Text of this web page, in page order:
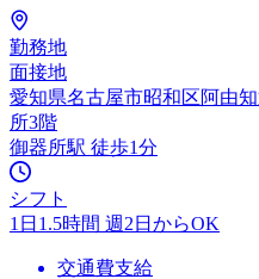
勤務地
面接地
愛知県名古屋市昭和区阿由
所3階
御器所駅 徒歩1分
シフト
1日1.5時間 週2日からOK
交通費支給